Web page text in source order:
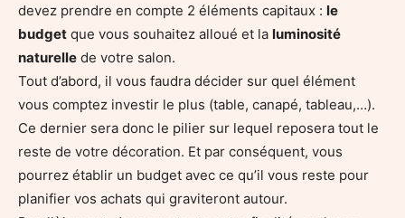
devez prendre en compte 2 éléments capitaux : le
budget que vous souhaitez alloué et la luminosité
naturelle de votre salon.
Tout d’abord, il vous faudra décider sur quel élément
vous comptez investir le plus (table, canapé, tableau,…).
Ce dernier sera donc le pilier sur lequel reposera tout le
reste de votre décoration. Et par conséquent, vous
pourrez établir un budget avec ce qu’il vous reste pour
planifier vos achats qui graviteront autour.